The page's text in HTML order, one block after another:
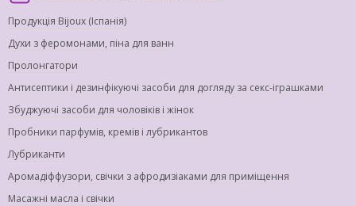
Продукція Bijoux (Іспанія)
Духи з феромонами, піна для ванн
Пролонгатори
Антисептики і дезинфікуючі засоби для догляду за секс-іграшками
Збуджуючі засоби для чоловіків і жінок
Пробники парфумів, кремів і лубрикантов
Лубриканти
Аромадіффузори, свічки з афродизіаками для приміщення
Масажні масла і свічки